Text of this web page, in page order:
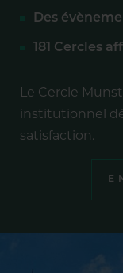
Des
181 Cercles
Le Cercle
institutionnel
satisfaction.